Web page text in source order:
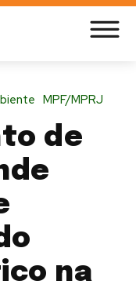
MPF/MPRJ
de
na